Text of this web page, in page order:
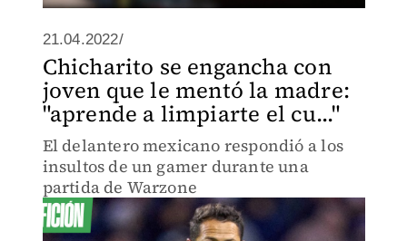
21.04.2022/
Chicharito se engancha con
joven que le mentó la madre:
"aprende a limpiarte el cu..."
El delantero mexicano respondió a los
insultos de un gamer durante una
partida de Warzone